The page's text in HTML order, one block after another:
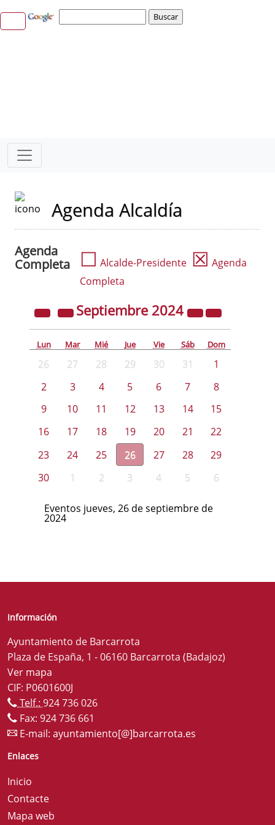
Agenda Alcaldía
Agenda
Completa
☐ Alcalde-Presidente ☒ Agenda
Completa
Septiembre 2024
Lun Mar Mié Jue Vie Sáb Dom
26 27 28 29 30 31
1
2
3 4 5 6 7
8
9
10 11 12 13 14
15
16
17 18 19 20 21
22
23
24 25 26 27 28
29
30
1 2 3 4 5 6
Eventos jueves, 26 de septiembre de
2024
Información
Ayuntamiento de Barcarrota
Plaza de España, 1 - 06160 Barcarrota (Badajoz)
Ver mapa
CIF: P0601600J
Telf.: 924 736 026
Fax: 924 736 661
E-mail: ayuntamiento[@]barcarrota.es
Enlaces
Inicio
Contacte
Mapa web